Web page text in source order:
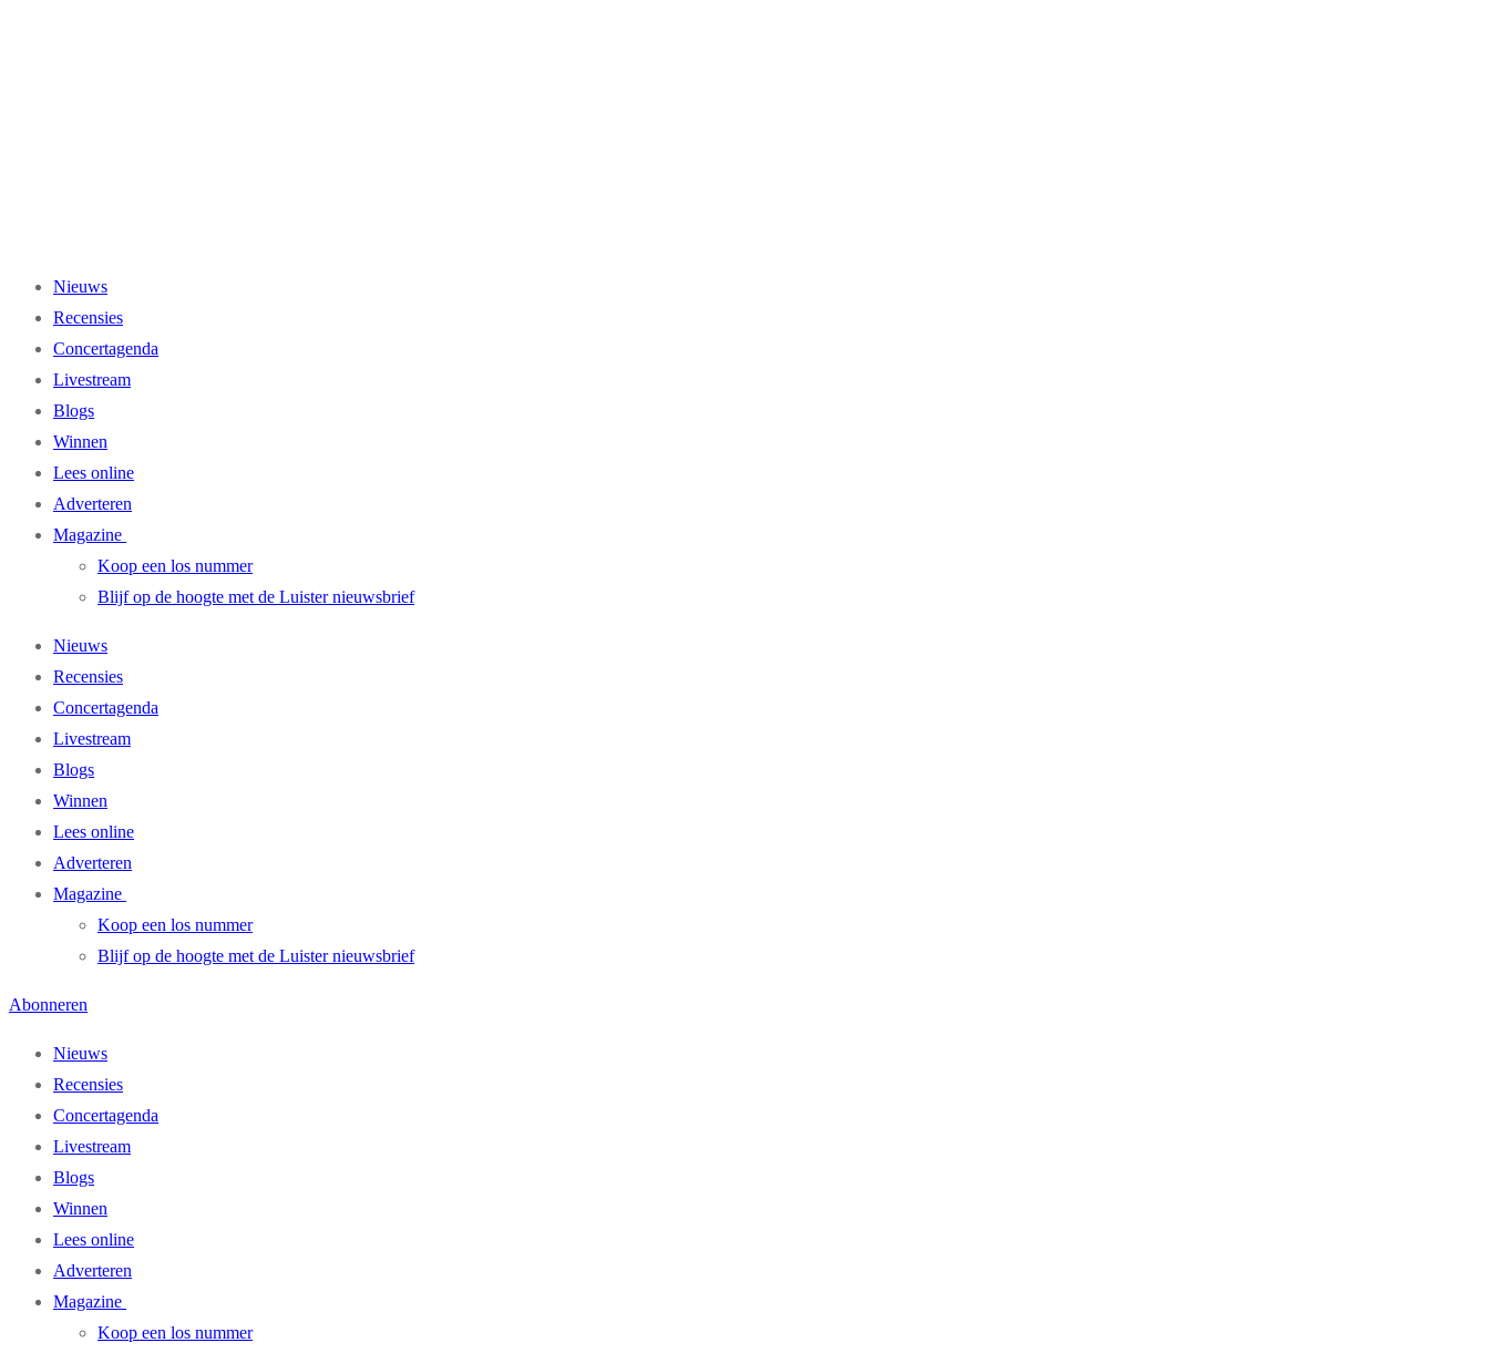
Nieuws
Recensies
Concertagenda
Livestream
Blogs
Winnen
Lees online
Adverteren
Magazine
Koop een los nummer
Blijf op de hoogte met de Luister nieuwsbrief
Nieuws
Recensies
Concertagenda
Livestream
Blogs
Winnen
Lees online
Adverteren
Magazine
Koop een los nummer
Blijf op de hoogte met de Luister nieuwsbrief
Abonneren
Nieuws
Recensies
Concertagenda
Livestream
Blogs
Winnen
Lees online
Adverteren
Magazine
Koop een los nummer